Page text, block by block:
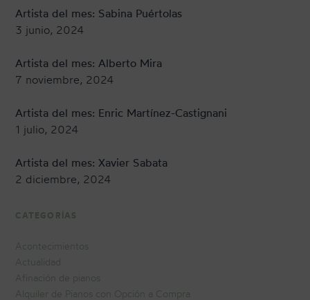
Artista del mes: Sabina Puértolas
3 junio, 2024
Artista del mes: Alberto Mira
7 noviembre, 2024
Artista del mes: Enric Martínez-Castignani
1 julio, 2024
Artista del mes: Xavier Sabata
2 diciembre, 2024
CATEGORÍAS
Acontecimientos
Actualidad
Afinación de pianos
Alquiler de Pianos con Opción a Compra